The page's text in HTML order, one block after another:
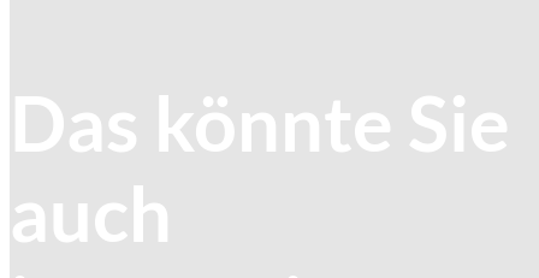
Das könnte Sie
auch